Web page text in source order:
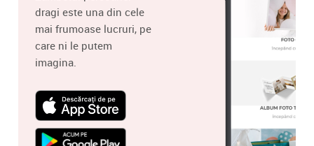
dragi este una din cele
mai frumoase lucruri, pe
care ni le putem
imagina.